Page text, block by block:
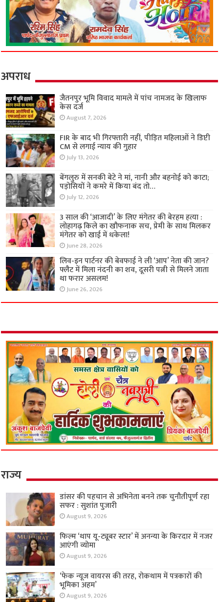
अपराध
जैतनपुर भूमि विवाद मामले में पांच नामजद के खिलाफ
केस दर्ज
August 7, 2026
FIR के बाद भी गिरफ्तारी नहीं, पीड़ित महिलाओं ने डिप्टी
CM से लगाई न्याय की गुहार
July 13, 2026
बेंगलुरु में सनकी बेटे ने मां, नानी और बहनोई को काटा;
पड़ोसियों ने कमरे में किया बंद तो…
July 12, 2026
3 साल की ‘आजादी’ के लिए मंगेतर की बेरहम हत्या :
लोहागढ़ किले का खौफनाक सच, प्रेमी के साथ मिलकर
मंगेतर को खाई में धकेला!
June 28, 2026
लिव-इन पार्टनर की बेवफाई ने ली ‘आप’ नेता की जान?
फ्लैट में मिला नंदनी का शव, दूसरी पत्नी से मिलने जाता
था फरार असलम!
June 26, 2026
राज्य
डांसर की पहचान से अभिनेता बनने तक चुनौतीपूर्ण रहा
सफर : सुशांत पुजारी
August 9, 2026
फिल्म ‘थाप यू-ट्यूबर स्टार’ में अनन्या के किरदार में नजर
आएंगी व्योमा
August 9, 2026
‘फेक न्यूज वायरस की तरह, रोकथाम में पत्रकारों की
भूमिका अहम’
August 9, 2026